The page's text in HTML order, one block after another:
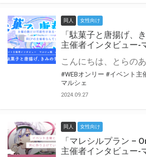
同人 女性向け
「駄菓子と唐揚げ、
主催者インタビュー-
#WEBオンリー #イベント主
マルシェ
2024.09.27
同人 女性向け
「マレシルプラン –
主催者インタビュー-